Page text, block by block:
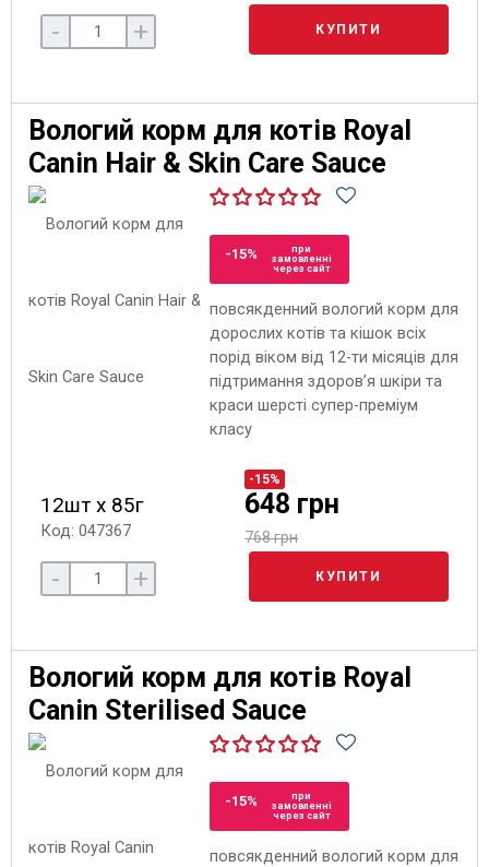
- + КУПИТИ
Вологий корм для котів Royal
Canin Hair & Skin Care Sauce
-15%
при
замовленні
через сайт
повсякденний вологий корм для
дорослих котів та кішок всіх
порід віком від 12-ти місяців для
підтримання здоров’я шкіри та
краси шерсті супер-преміум
класу
12шт х 85г
Код: 047367
-15%
648 грн
768 грн
- + КУПИТИ
Вологий корм для котів Royal
Canin Sterilised Sauce
-15%
при
замовленні
через сайт
повсякденний вологий корм для